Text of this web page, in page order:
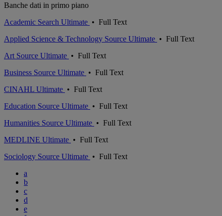
Banche dati in primo piano
Academic Search Ultimate • Full Text
Applied Science & Technology Source Ultimate • Full Text
Art Source Ultimate • Full Text
Business Source Ultimate • Full Text
CINAHL Ultimate • Full Text
Education Source Ultimate • Full Text
Humanities Source Ultimate • Full Text
MEDLINE Ultimate • Full Text
Sociology Source Ultimate • Full Text
a
b
c
d
e